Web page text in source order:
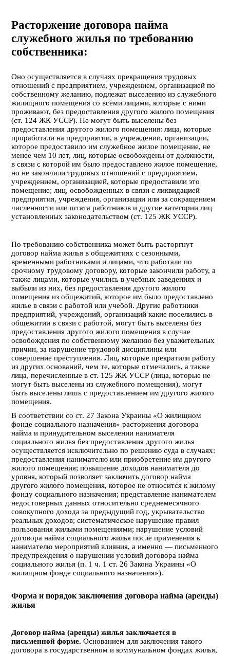
Расторжение договора найма
служебного жилья по требованию
собственника:
Оно осуществляется в случаях прекращения трудовых
отношений с предприятием, учреждением, организацией по
собственному желанию, подлежат выселению из служебного
жилищного помещения со всеми лицами, которые с ними
проживают, без предоставления другого жилого помещения
(ст. 124 ЖК УССР). Не могут быть выселены без
предоставления другого жилого помещения: лица, которые
проработали на предприятии, в учреждении, организации,
которое предоставило им служебное жилое помещение, не
менее чем 10 лет, лиц, которые освобождены от должности,
в связи с которой им было предоставлено жилое помещение,
но не закончили трудовых отношений с предприятием,
учреждением, организацией, которые предоставили это
помещение; лиц, освобожденных в связи с ликвидацией
предприятия, учреждения, организации или за сокращением
численности или штата работников и другие категории лиц
установленных законодательством (ст. 125 ЖК УССР).
По требованию собственника может быть расторгнут
договор найма жилья в общежитиях с сезонными,
временными работниками и лицами, что работали по
срочному трудовому договору, которые закончили работу, а
также лицами, которые учились в учебных заведениях и
выбыли из них, без предоставления другого жилого
помещения из общежитий, которое им было предоставлено
жилье в связи с работой или учебой. Другие работники
предприятий, учреждений, организаций какие поселились в
общежитии в связи с работой, могут быть выселены без
предоставления другого жилого помещения в случае
освобождения по собственному желанию без уважительных
причин, за нарушение трудовой дисциплины или
совершение преступления. Лиц, которые прекратили работу
из других оснований, чем те, которые отмечались, а также
лица, перечисленные в ст. 125 ЖК УССР (лица, которые не
могут быть выселены из служебного помещения), могут
быть выселены лишь с предоставлением им другого жилого
помещения.
В соответствии со ст. 27 Закона Украины «О жилищном
фонде социального назначения» расторжения договора
найма и принудительном выселении нанимателя
социального жилья без предоставления другого жилья
осуществляется исключительно по решению суда в случаях:
предоставления нанимателю или приобретение им другого
жилого помещения; повышение доходов нанимателя до
уровня, который позволяет заключить договор найма
другого жилого помещения, которое не относится к жилому
фонду социального назначения; представление нанимателем
недостоверных данных относительно среднемесячного
совокупного дохода за предыдущий год, укрывательство
реальных доходов; систематическое нарушение правил
пользования жилыми помещениями; нарушение условий
договора найма социального жилья после применения к
нанимателю мероприятий влияния, а именно — письменного
предупреждения о нарушении условий договора найма
социального жилья (п. 1 ч. 1 ст. 26 Закона Украины «О
жилищном фонде социального назначения»).
Форма и порядок заключения договора найма (аренды)
жилья
Договор найма (аренды) жилья заключается в
письменной форме. Основанием для заключения такого
договора в государственном и коммунальном фондах жилья,